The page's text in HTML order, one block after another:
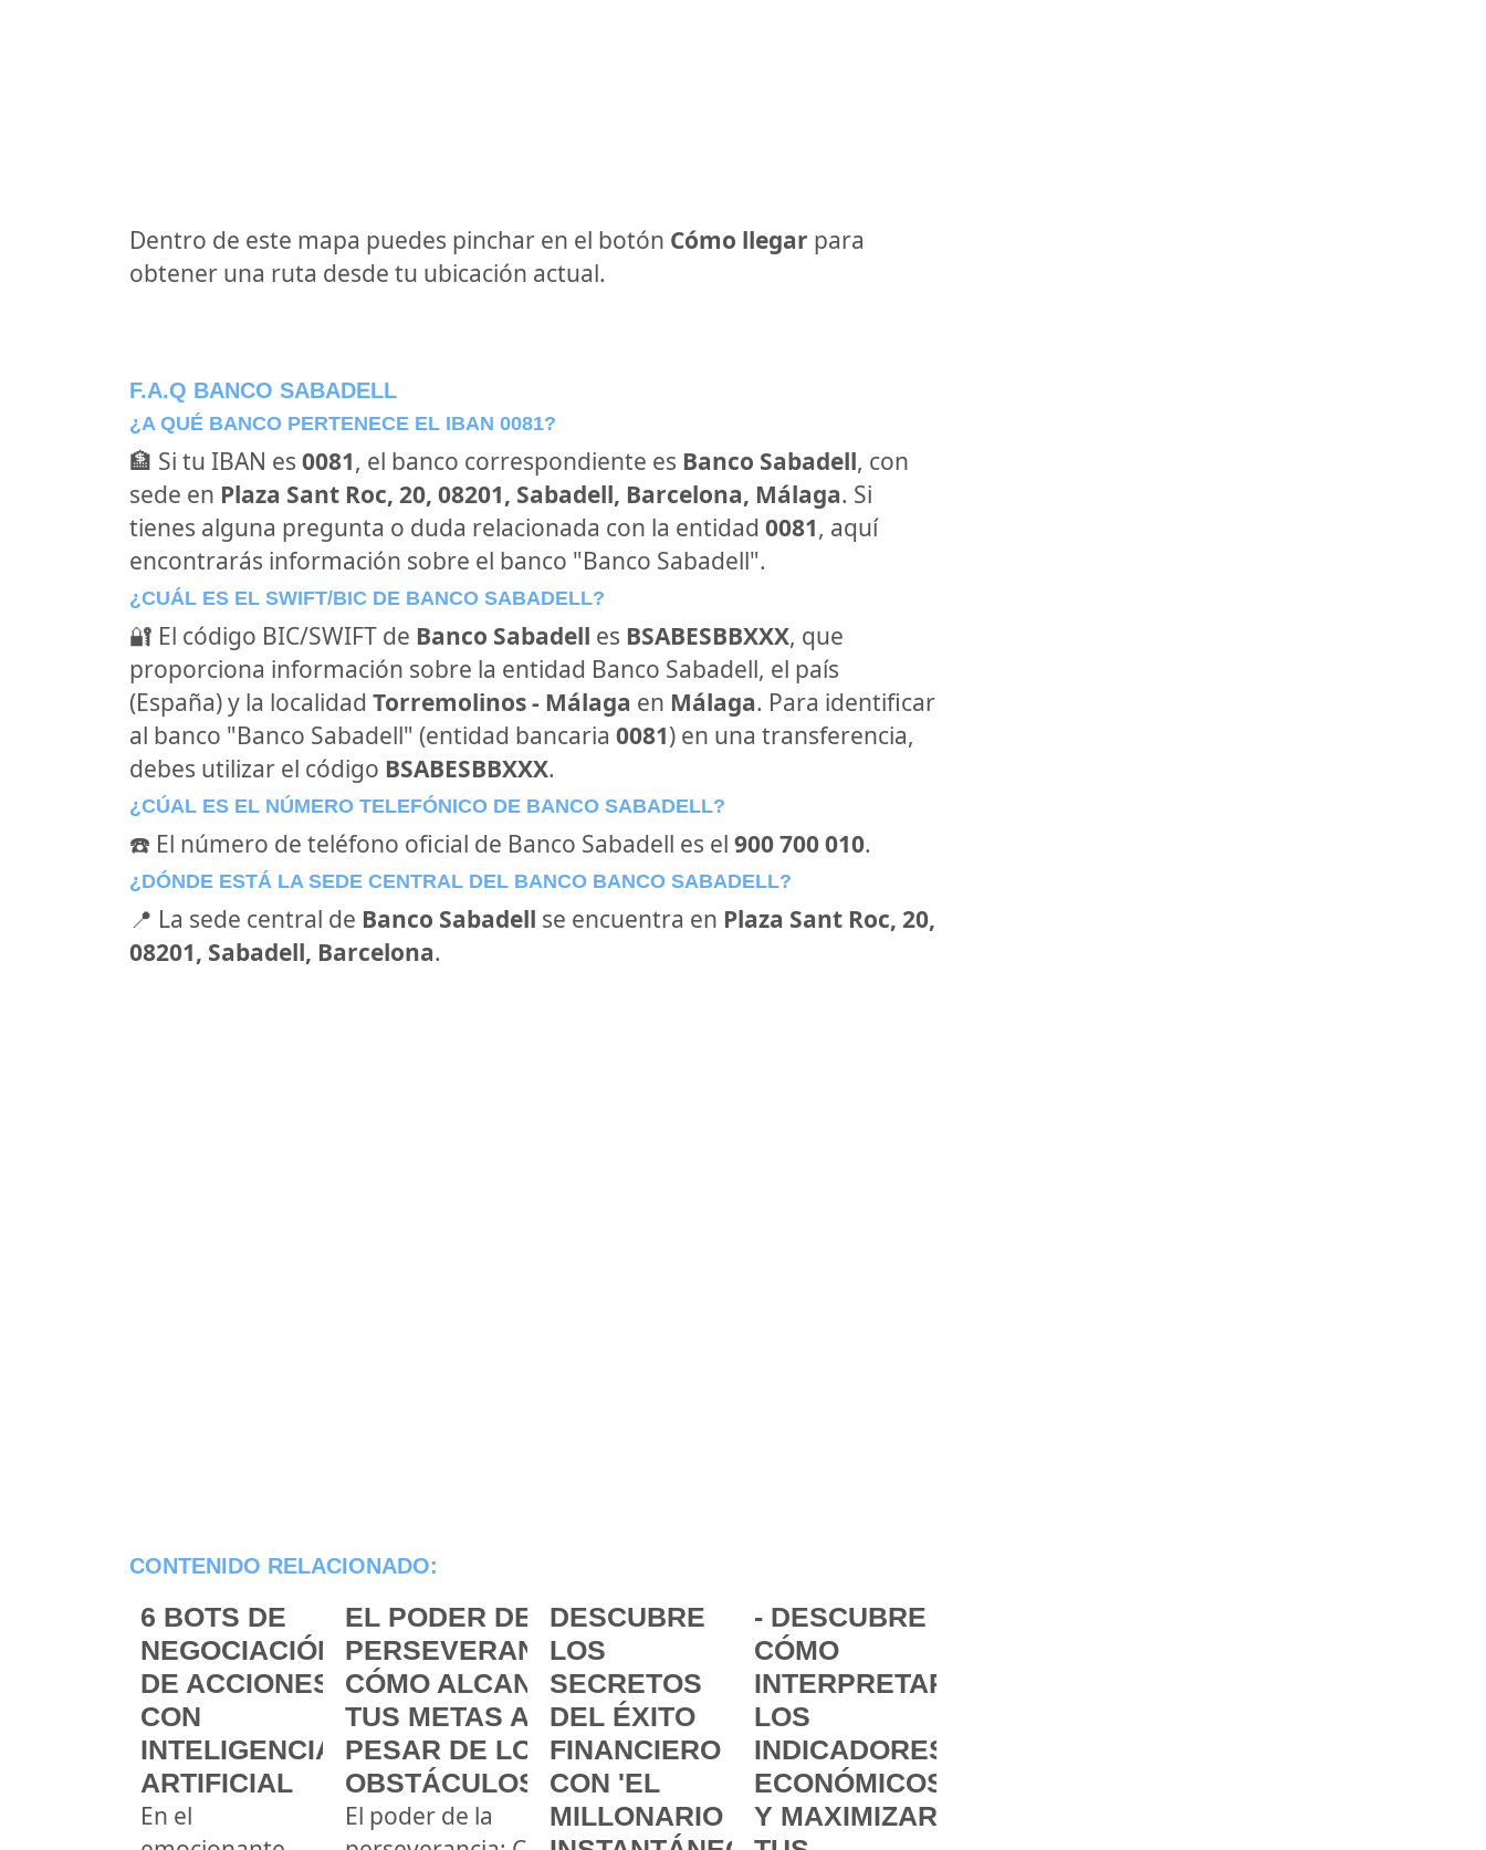
Dentro de este mapa puedes pinchar en el botón Cómo llegar para
obtener una ruta desde tu ubicación actual.
F.A.Q BANCO SABADELL
¿A QUÉ BANCO PERTENECE EL IBAN 0081?
🏦 Si tu IBAN es 0081, el banco correspondiente es Banco Sabadell, con
sede en Plaza Sant Roc, 20, 08201, Sabadell, Barcelona, Málaga. Si
tienes alguna pregunta o duda relacionada con la entidad 0081, aquí
encontrarás información sobre el banco "Banco Sabadell".
¿CUÁL ES EL SWIFT/BIC DE BANCO SABADELL?
🔐 El código BIC/SWIFT de Banco Sabadell es BSABESBBXXX, que
proporciona información sobre la entidad Banco Sabadell, el país
(España) y la localidad Torremolinos - Málaga en Málaga. Para identificar
al banco "Banco Sabadell" (entidad bancaria 0081) en una transferencia,
debes utilizar el código BSABESBBXXX.
¿CÚAL ES EL NÚMERO TELEFÓNICO DE BANCO SABADELL?
☎️ El número de teléfono oficial de Banco Sabadell es el 900 700 010.
¿DÓNDE ESTÁ LA SEDE CENTRAL DEL BANCO BANCO SABADELL?
📍 La sede central de Banco Sabadell se encuentra en Plaza Sant Roc, 20,
08201, Sabadell, Barcelona.
CONTENIDO RELACIONADO:
6 BOTS DE
NEGOCIACIÓN
DE ACCIONES
CON
INTELIGENCIA
ARTIFICIAL
En el
EL PODER DE LA
PERSEVERANCIA:
CÓMO ALCANZAR
TUS METAS A
PESAR DE LOS
OBSTÁCULOS
El poder de la
DESCUBRE
LOS
SECRETOS
DEL ÉXITO
FINANCIERO
CON 'EL
MILLONARIO
- DESCUBRE
CÓMO
INTERPRETAR
LOS
INDICADORES
ECONÓMICOS
Y MAXIMIZAR